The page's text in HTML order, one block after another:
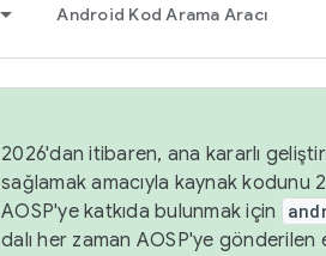
Android Kod Arama Aracı
2026'dan itibaren, ana kararlı
sağlamak amacıyla kaynak kodunu
AOSP'ye katkıda bulunmak için
dalı her zaman AOSP'ye